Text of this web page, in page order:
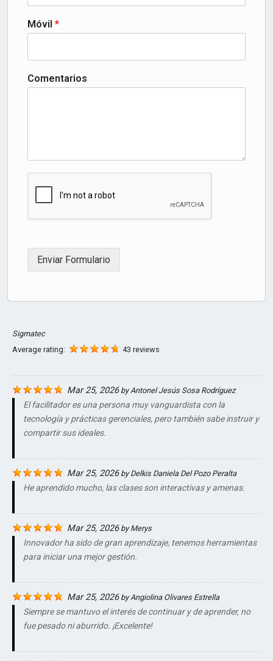
Móvil *
Comentarios
Enviar Formulario
Sigmatec
Average rating:
43 reviews
Mar 25, 2026byAntonel Jesús Sosa Rodríguez
El facilitador es una persona muy vanguardista con la
tecnología y prácticas gerenciales, pero también sabe instruir y
compartir sus ideales.
Mar 25, 2026byDelkis Daniela Del Pozo Peralta
He aprendido mucho, las clases son interactivas y amenas.
Mar 25, 2026byMerys
Innovador ha sido de gran aprendizaje, tenemos herramientas
para iniciar una mejor gestión.
Mar 25, 2026byAngiolina Olivares Estrella
Siempre se mantuvo el interés de continuar y de aprender, no
fue pesado ni aburrido. ¡Excelente!